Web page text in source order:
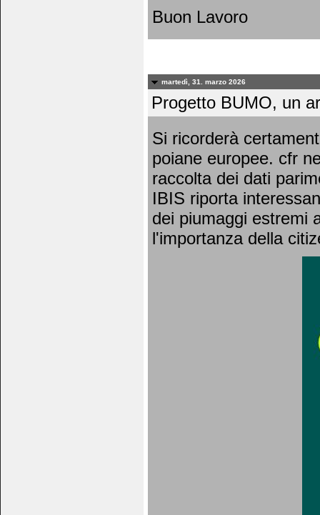
Buon Lavoro
martedì, 31. marzo 2026
Progetto BUMO, un
Si ricorderà
poiane europee. cfr
raccolta dei dati
IBIS riporta
dei piumaggi estremi
l'importanza della